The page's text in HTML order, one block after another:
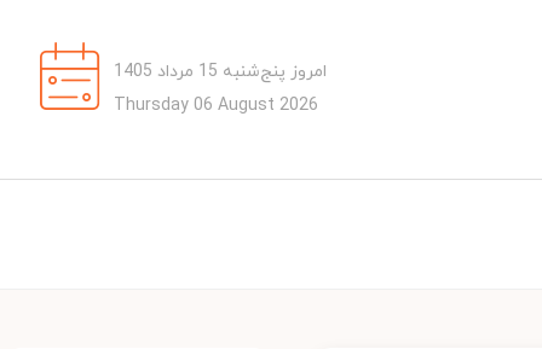
امروز پنج‌شنبه 15 مرداد 1405
Thursday 06 August 2026